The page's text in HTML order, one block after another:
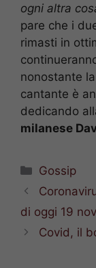
ogni altra
pare che i
rimasti in
nonostante
cantante è
dedicando
milanese
Categorie
Gossip
di oggi 19
Covid, il